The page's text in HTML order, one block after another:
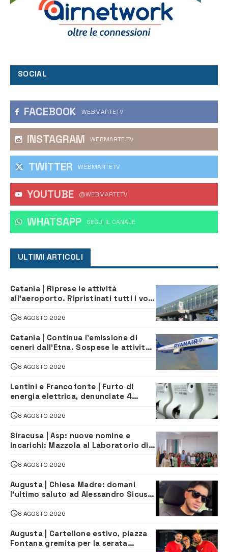
SOCIAL
FACEBOOK WEBMARTETV
INSTAGRAM WEBMARTE.TV
TWITTER WEBMARTETV
YOUTUBE @WEBMARTETV
WHATSAPP ‎SEGUI IL CANALE
ULTIMI ARTICOLI
Catania | Riprese le attività
all’aeroporto. Ripristinati tutti i voli
8 AGOSTO 2026
Catania | Continua l’emissione di
ceneri dall’Etna. Sospese le attività
8 AGOSTO 2026
Lentini e Francofonte | Furto di
energia elettrica, denunciate 4
8 AGOSTO 2026
Siracusa | Asp: nuove nomine e
incarichi: Mazzola al Laboratorio di
Servizio Legale
8 AGOSTO 2026
Augusta | Chiesa Madre: domani
l’ultimo saluto ad Alessandro Sicuso,
8 AGOSTO 2026
Augusta | Cartellone estivo, piazza
Fontana gremita per la serata